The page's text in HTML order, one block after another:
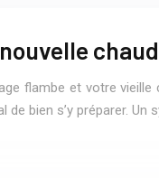
flambe et votre vieille
bien s’y préparer. Un